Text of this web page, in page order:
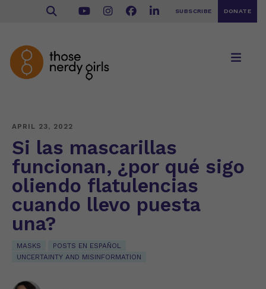
SUBSCRIBE DONATE
APRIL 23, 2022
Si las mascarillas
funcionan, ¿por qué sigo
oliendo flatulencias
cuando llevo puesta
una?
MASKS
POSTS EN ESPAÑOL
UNCERTAINTY AND MISINFORMATION